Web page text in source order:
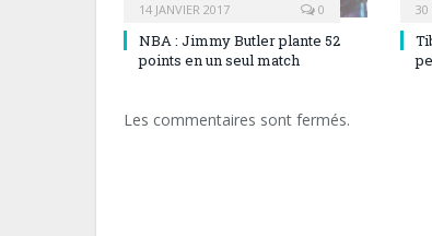
14 JANVIER 2017 0
NBA : Jimmy Butler plante 52
points en un seul match
30
Les commentaires sont fermés.